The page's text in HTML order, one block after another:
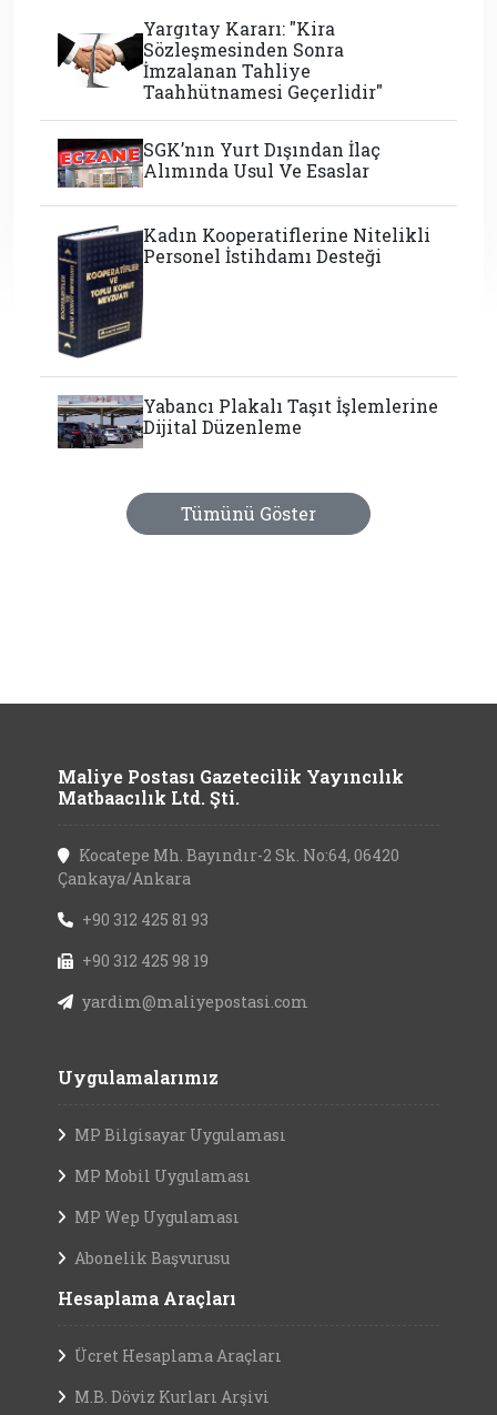
Yargıtay Kararı: "Kira
Sözleşmesinden Sonra
İmzalanan Tahliye
Taahhütnamesi Geçerlidir"
SGK’nın Yurt Dışından İlaç
Alımında Usul Ve Esaslar
Kadın Kooperatiflerine Nitelikli
Personel İstihdamı Desteği
Yabancı Plakalı Taşıt İşlemlerine
Dijital Düzenleme
Tümünü Göster
Maliye Postası Gazetecilik Yayıncılık
Matbaacılık Ltd. Şti.
Kocatepe Mh. Bayındır-2 Sk. No:64, 06420
Çankaya/Ankara
+90 312 425 81 93
+90 312 425 98 19
yardim@maliyepostasi.com
Uygulamalarımız
MP Bilgisayar Uygulaması
MP Mobil Uygulaması
MP Wep Uygulaması
Abonelik Başvurusu
Hesaplama Araçları
Ücret Hesaplama Araçları
M.B. Döviz Kurları Arşivi